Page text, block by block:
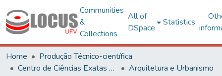
Communities
&
Collections
All of
DSpace
Statistics
Home
Produção Técnico-científica
Centro de Ciências Exatas e Tecnológicas
Arquitetura e Urbanismo